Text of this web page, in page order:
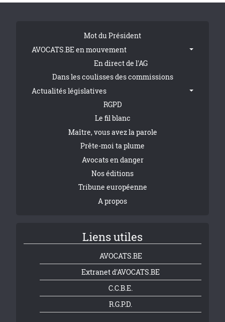
Tribune FooterMot du Président
AVOCATS.BE en mouvement
En direct de l'AG
Dans les coulisses des commissions
Actualités législatives
RGPD
Le fil blanc
Maître, vous avez la parole
Prête-moi ta plume
Avocats en danger
Nos éditions
Tribune européenne
A propos
Liens utiles
AVOCATS.BE
Extranet d'AVOCATS.BE
C.C.B.E.
R.G.P.D.